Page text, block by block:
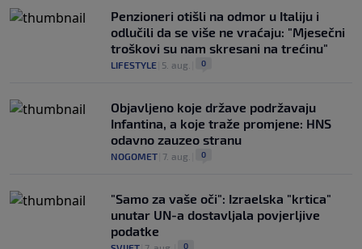
Penzioneri otišli na odmor u Italiju i
odlučili da se više ne vraćaju: "Mjesečni
troškovi su nam skresani na trećinu"
LIFESTYLE 5. aug. 0
Objavljeno koje države podržavaju
Infantina, a koje traže promjene: HNS
odavno zauzeo stranu
NOGOMET 7. aug. 0
"Samo za vaše oči": Izraelska "krtica"
unutar UN-a dostavljala povjerljive
podatke
0